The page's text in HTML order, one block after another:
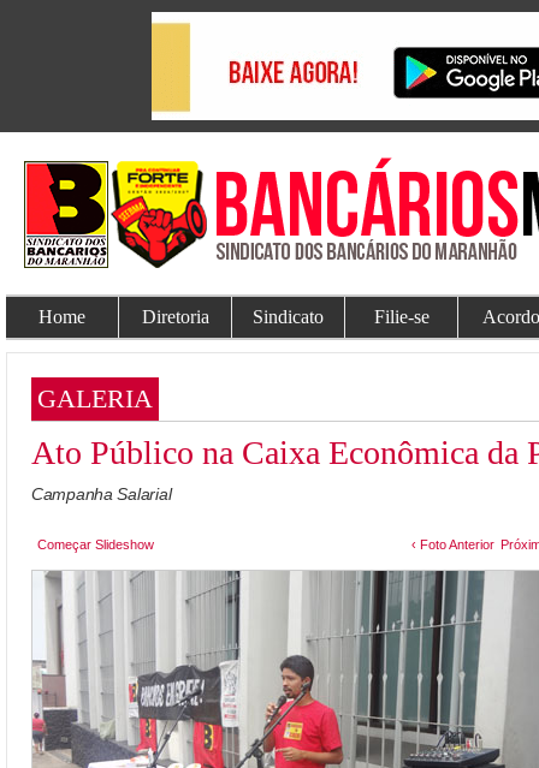
Home Diretoria Sindicato Filie-se
GALERIA
Ato Público na Caixa Econômica da
Campanha Salarial
Começar Slideshow ‹ Foto Anterior